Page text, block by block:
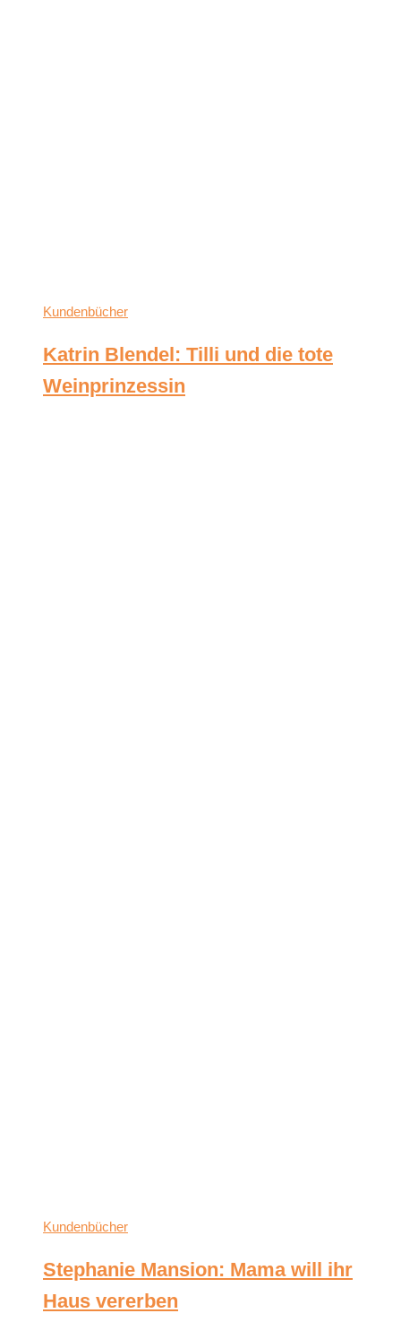
Kundenbücher
Katrin Blendel: Tilli und die tote
Weinprinzessin
Kundenbücher
Stephanie Mansion: Mama will ihr
Haus vererben